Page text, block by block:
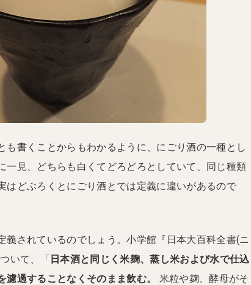
も書くことからもわかるように、にごり酒の一種とし
一見、どちらも白くてどろどろとしていて、同じ種類
はどぶろくとにごり酒とでは定義に違いがあるので
義されているのでしょう。小学館『日本大百科全書(ニ
いて、「 日本酒と同じく米麹、蒸し米および水で仕込
過することなくそのまま飲む。
米粒や麹、酵母がそ